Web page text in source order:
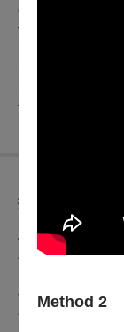
Method 2
daily life is
young couple and
new neighbors,
police activist
between her
this family will
折扣方案
早鳥啟售期間：8/
早鳥票：每張 85
全票啟售期間：8/
全 票：每張 100